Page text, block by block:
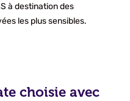
à destination des
les plus sensibles.
choisie avec